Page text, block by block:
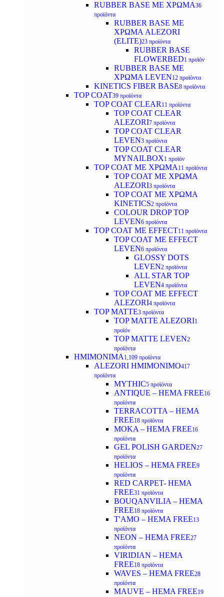
RUBBER BASE ΜΕ ΧΡΩΜΑ36
προϊόντα
RUBBER BASE ΜΕ
ΧΡΩΜΑ ALEZORI
(ELITE)23 προϊόντα
RUBBER BASE
FLOWERBED1 προϊόν
RUBBER BASE ΜΕ
ΧΡΩΜΑ LEVEN12 προϊόντα
KINETICS FIBER BASE8 προϊόντα
TOP COAT39 προϊόντα
TOP COAT CLEAR 11 προϊόντα
TOP COAT CLEAR
ALEZORI7 προϊόντα
TOP COAT CLEAR
LEVEN3 προϊόντα
TOP COAT CLEAR
MYNAILBOX1 προϊόν
TOP COAT ΜΕ ΧΡΩΜΑ 11 προϊόντα
TOP COAT ΜΕ ΧΡΩΜΑ
ALEZORI3 προϊόντα
TOP COAT ΜΕ ΧΡΩΜΑ
KINETICS2 προϊόντα
COLOUR DROP TOP
LEVEN6 προϊόντα
TOP COAT ΜΕ EFFECT11 προϊόντα
TOP COAT ME EFFECT
LEVEN6 προϊόντα
GLOSSY DOTS
LEVEN2 προϊόντα
ALL STAR TOP
LEVEN4 προϊόντα
TOP COAT ME EFFECT
ALEZORI4 προϊόντα
TOP MATTE3 προϊόντα
TOP MATTE ALEZORI1
προϊόν
TOP MATTE LEVEN2
προϊόντα
ΗΜΙΜΟΝΙΜΑ 1,109 προϊόντα
ALEZORI ΗΜΙΜΟΝΙΜΟ417
προϊόντα
MYTHIC5 προϊόντα
ANTIQUE – HEMA FREE16
προϊόντα
TERRACOTTA – HEMA
FREE18 προϊόντα
MOKA – HEMA FREE16
προϊόντα
GEL POLISH GARDEN27
προϊόντα
HELIOS – HEMA FREE9
προϊόντα
RED CARPET- HEMA
FREE31 προϊόντα
BOUQANVILIA – HEMA
FREE18 προϊόντα
T'AMO – HEMA FREE13
προϊόντα
NEON – HEMA FREE27
προϊόντα
VIRIDIAN – HEMA
FREE18 προϊόντα
WAVES – HEMA FREE28
προϊόντα
MAUVE – HEMA FREE19